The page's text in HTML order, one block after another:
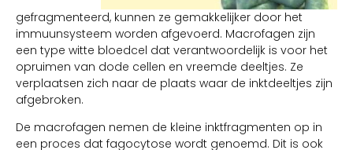
gefragmenteerd, kunnen ze gemakkelijker door het
immuunsysteem worden afgevoerd. Macrofagen zijn
een type witte bloedcel dat verantwoordelijk is voor het
opruimen van dode cellen en vreemde deeltjes. Ze
verplaatsen zich naar de plaats waar de inktdeeltjes zijn
afgebroken.
De macrofagen nemen de kleine inktfragmenten op in
een proces dat fagocytose wordt genoemd. Dit is ook